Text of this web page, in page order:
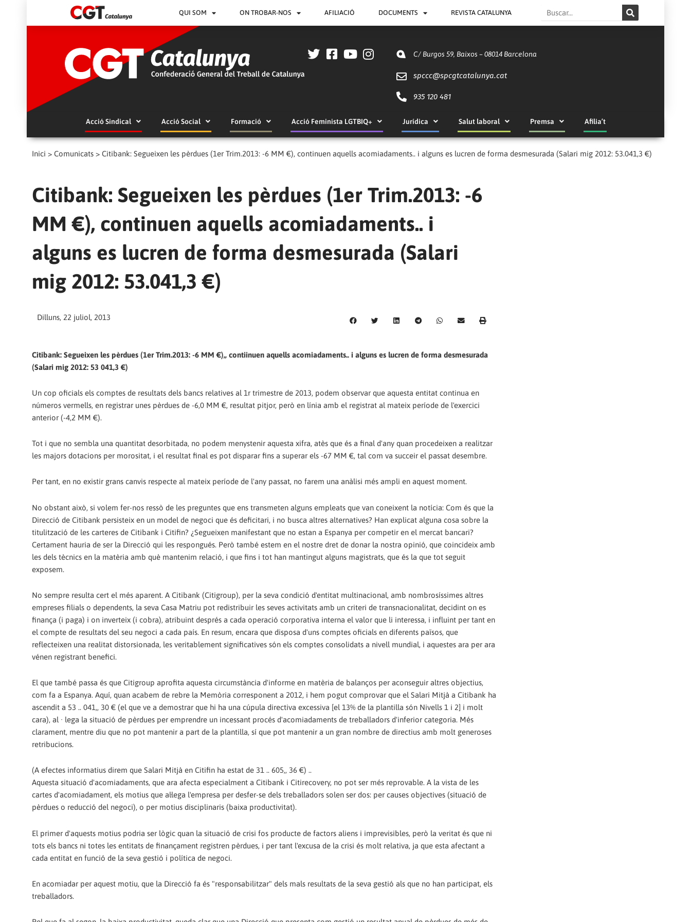
QUI SOM ON TROBAR-NOS AFILIACIÓ DOCUMENTS REVISTA CATALUNYA Search
C/ Burgos 59, Baixos – 08014 Barcelona
spccc@spcgtcatalunya.cat
935 120 481
Acció Sindical Acció Social Formació Acció Feminista LGTBIQ+ Jurídica Salut laboral Premsa Afilia’t
Inici > Comunicats > Citibank: Segueixen les pèrdues (1er Trim.2013: -6 MM €), continuen aquells acomiadaments.. i alguns es lucren de forma desmesurada (Salari mig 2012: 53.041,3 €)
Citibank: Segueixen les pèrdues (1er Trim.2013: -6
MM €), continuen aquells acomiadaments.. i
alguns es lucren de forma desmesurada (Salari
mig 2012: 53.041,3 €)
Dilluns, 22 juliol, 2013
Citibank: Segueixen les pèrdues (1er Trim.2013: -6 MM €),, contiinuen aquells acomiadaments.. i alguns es lucren de forma desmesurada
(Salari mig 2012: 53 041,3 €)
Un cop oficials els comptes de resultats dels bancs relatives al 1r trimestre de 2013, podem observar que aquesta entitat continua en
números vermells, en registrar unes pèrdues de -6,0 MM €, resultat pitjor, però en línia amb el registrat al mateix període de l'exercici
anterior (-4,2 MM €).
Tot i que no sembla una quantitat desorbitada, no podem menystenir aquesta xifra, atès que és a final d'any quan procedeixen a realitzar
les majors dotacions per morositat, i el resultat final es pot disparar fins a superar els -67 MM €, tal com va succeir el passat desembre.
Per tant, en no existir grans canvis respecte al mateix període de l'any passat, no farem una anàlisi més ampli en aquest moment.
No obstant això, si volem fer-nos ressò de les preguntes que ens transmeten alguns empleats que van coneixent la notícia: Com és que la
Direcció de Citibank persisteix en un model de negoci que és deficitari, i no busca altres alternatives? Han explicat alguna cosa sobre la
titulització de les carteres de Citibank i Citifin? ¿Segueixen manifestant que no estan a Espanya per competir en el mercat bancari?
Certament hauria de ser la Direcció qui les respongués. Però també estem en el nostre dret de donar la nostra opinió, que coincideix amb
les dels tècnics en la matèria amb què mantenim relació, i que fins i tot han mantingut alguns magistrats, que és la que tot seguit
exposem.
No sempre resulta cert el més aparent. A Citibank (Citigroup), per la seva condició d'entitat multinacional, amb nombrosíssimes altres
empreses filials o dependents, la seva Casa Matriu pot redistribuir les seves activitats amb un criteri de transnacionalitat, decidint on es
finança (i paga) i on inverteix (i cobra), atribuint després a cada operació corporativa interna el valor que li interessa, i influint per tant en
el compte de resultats del seu negoci a cada país. En resum, encara que disposa d'uns comptes oficials en diferents països, que
reflecteixen una realitat distorsionada, les veritablement significatives són els comptes consolidats a nivell mundial, i aquestes ara per ara
vénen registrant benefici.
El que també passa és que Citigroup aprofita aquesta circumstància d'informe en matèria de balanços per aconseguir altres objectius,
com fa a Espanya. Aquí, quan acabem de rebre la Memòria corresponent a 2012, i hem pogut comprovar que el Salari Mitjà a Citibank ha
ascendit a 53 .. 041,, 30 € (el que ve a demostrar que hi ha una cúpula directiva excessiva [el 13% de la plantilla són Nivells 1 i 2] i molt
cara), al · lega la situació de pèrdues per emprendre un incessant procés d'acomiadaments de treballadors d'inferior categoria. Més
clarament, mentre diu que no pot mantenir a part de la plantilla, sí que pot mantenir a un gran nombre de directius amb molt generoses
retribucions.
(A efectes informatius direm que Salari Mitjà en Citifin ha estat de 31 .. 605,, 36 €) ..
Aquesta situació d'acomiadaments, que ara afecta especialment a Citibank i Citirecovery, no pot ser més reprovable. A la vista de les
cartes d'acomiadament, els motius que al·lega l'empresa per desfer-se dels treballadors solen ser dos: per causes objectives (situació de
pèrdues o reducció del negoci), o per motius disciplinaris (baixa productivitat).
El primer d'aquests motius podria ser lògic quan la situació de crisi fos producte de factors aliens i imprevisibles, però la veritat és que ni
tots els bancs ni totes les entitats de finançament registren pèrdues, i per tant l'excusa de la crisi és molt relativa, ja que esta afectant a
cada entitat en funció de la seva gestió i política de negoci.
En acomiadar per aquest motiu, que la Direcció fa és "responsabilitzar" dels mals resultats de la seva gestió als que no han participat, els
treballadors.